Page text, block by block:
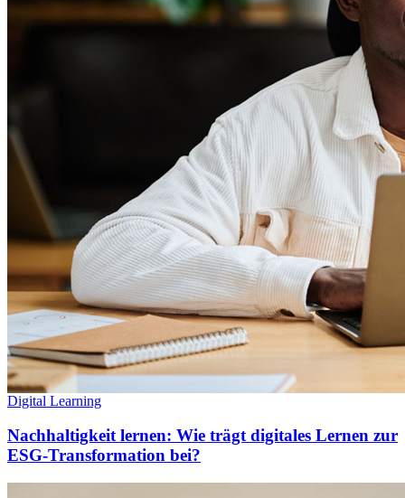
Digital Learning
Nachhaltigkeit lernen: Wie trägt digitales Lernen zur
ESG-Transformation bei?